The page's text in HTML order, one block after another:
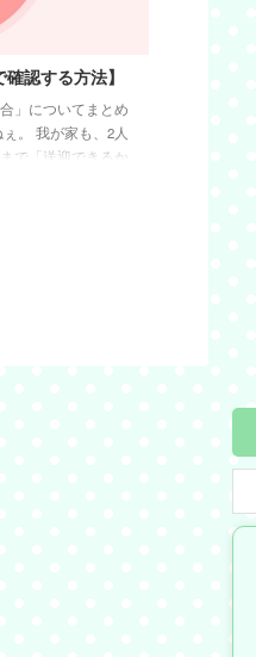
認する方法】
」についてまとめ
。 我が家も、2人
で「送迎できるか
、英検当日に余計
、最短の確認方法